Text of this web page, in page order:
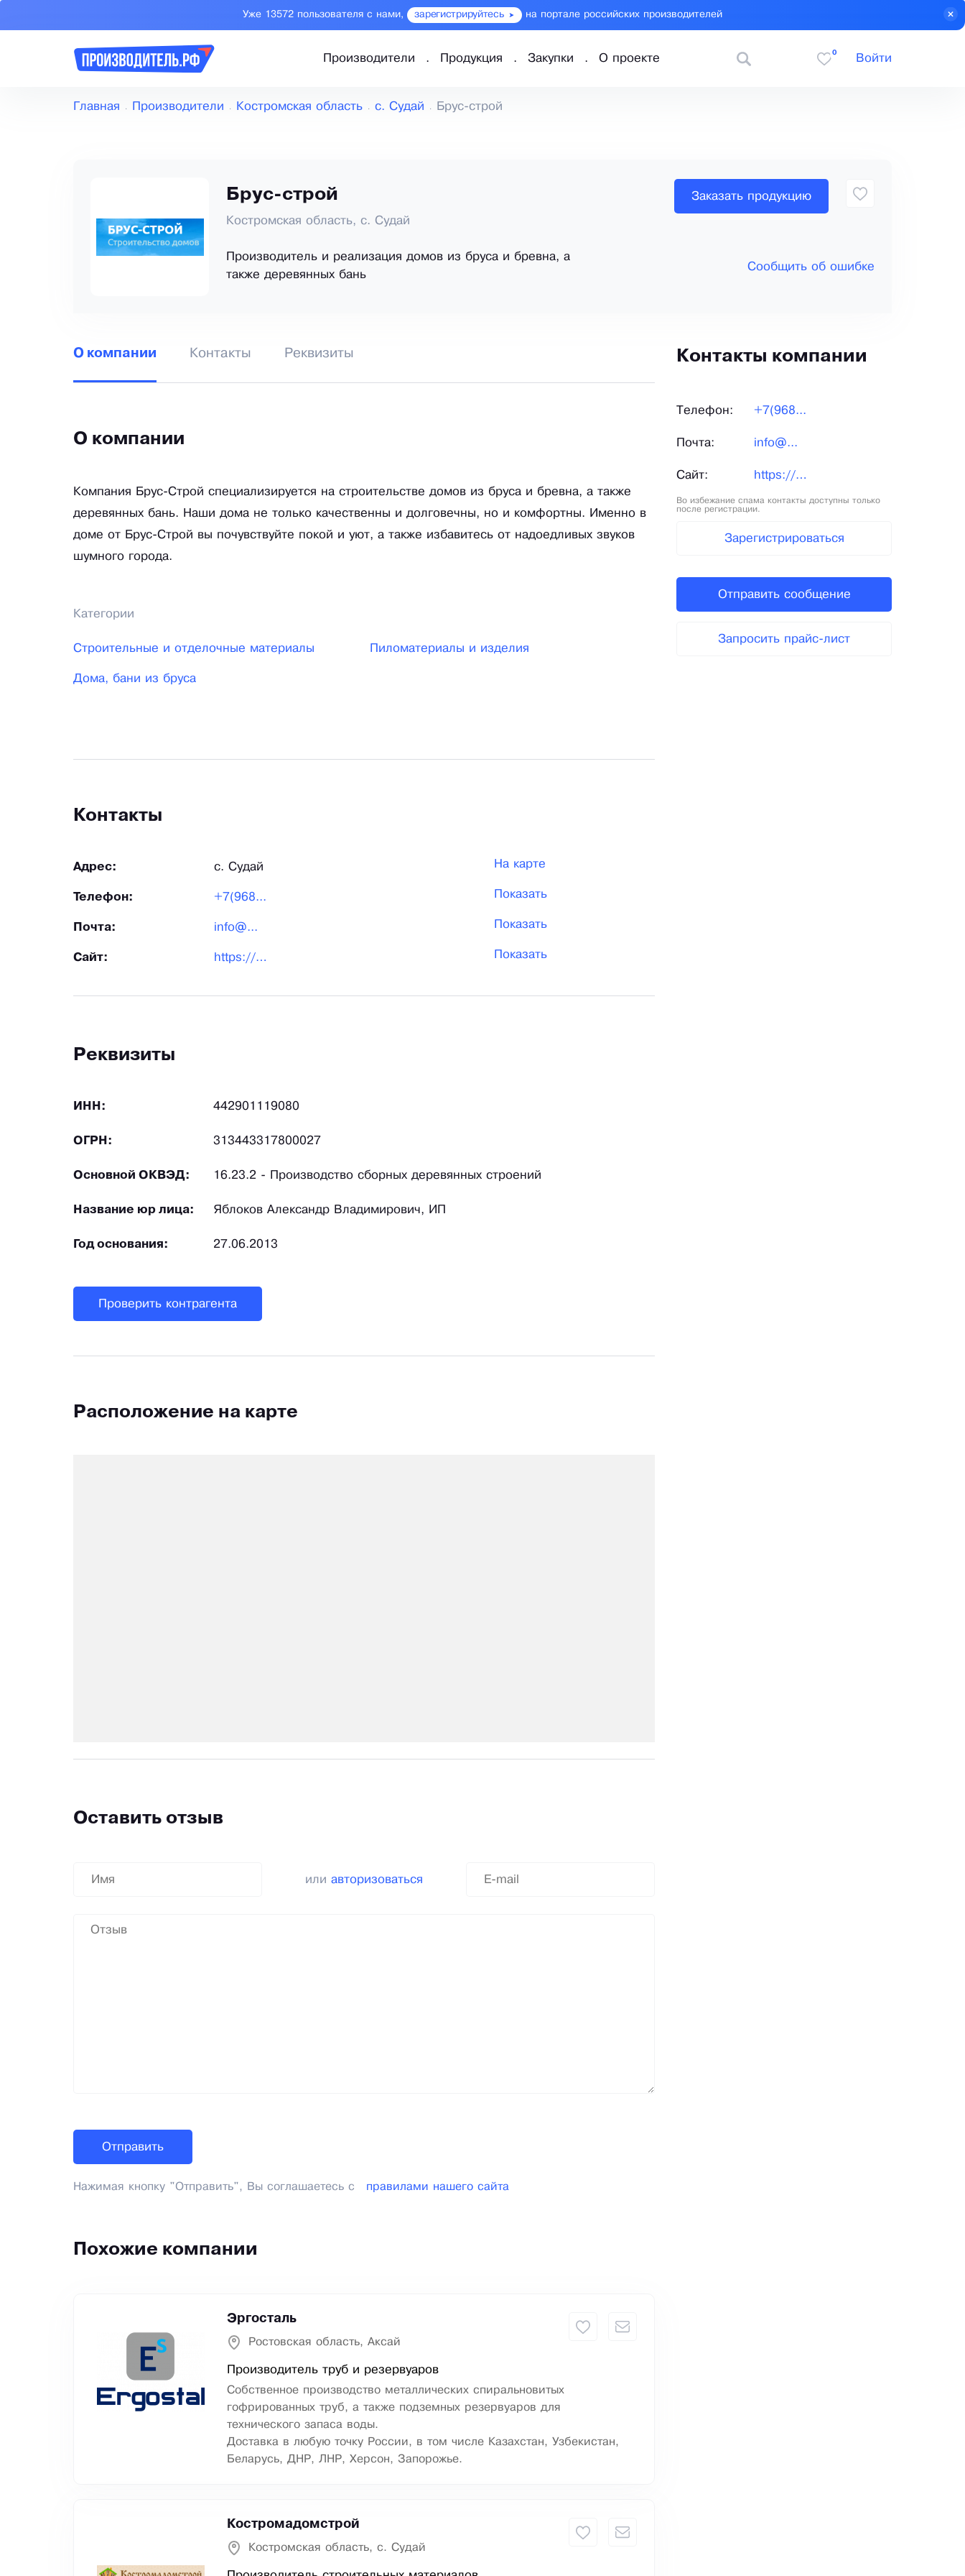
Уже 13572 пользователя с нами, зарегистрируйтесь на портале российских производителей
Производители Продукция Закупки О проекте
0
Войти
Главная Производители Костромская область с. Судай Брус-строй
Брус-строй
Костромская область, с. Судай
Производитель и реализация домов из бруса и бревна, а
также деревянных бань
Заказать продукцию
Сообщить об ошибке
О компании Контакты Реквизиты
О компании
Компания Брус-Строй специализируется на строительстве домов из бруса и бревна, а также
деревянных бань. Наши дома не только качественны и долговечны, но и комфортны. Именно в
доме от Брус-Строй вы почувствуйте покой и уют, а также избавитесь от надоедливых звуков
шумного города.
Категории
Строительные и отделочные материалы Пиломатериалы и изделия
Дома, бани из бруса
Контакты
Адрес: с. Судай На карте
Телефон: +7(968... Показать
Почта: info@... Показать
Сайт: https://brus-stroj.ru/ Показать
Реквизиты
ИНН: 442901119080
ОГРН: 313443317800027
Основной ОКВЭД: 16.23.2 - Производство сборных деревянных строений
Название юр лица: Яблоков Александр Владимирович, ИП
Год основания: 27.06.2013
Проверить контрагента
Расположение на карте
Оставить отзыв
или авторизоваться
Нажимая кнопку "Отправить", Вы соглашаетесь с правилами нашего сайта
Похожие компании
Эргосталь
Ростовская область, Аксай
Производитель труб и резервуаров
Собственное производство металлических спиральновитых
гофрированных труб, а также подземных резервуаров для
технического запаса воды.
Доставка в любую точку России, в том числе Казахстан, Узбекистан,
Беларусь, ДНР, ЛНР, Херсон, Запорожье.
Костромадомстрой
Костромская область, с. Судай
Контакты компании
Телефон: +7(968...
Почта: info@...
Сайт: https://brus-stroj.ru/
Во избежание спама контакты доступны только
после регистрации.
Зарегистрироваться
Отправить сообщение
Запросить прайс-лист